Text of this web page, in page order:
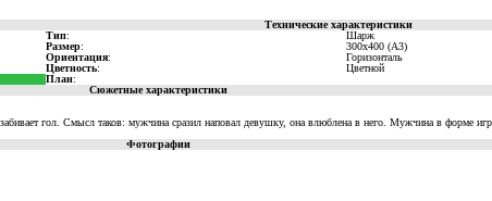
Технические характеристики
Тип:
Шарж
Размер:
300x400 (A3)
Ориентация:
Горизонталь
Цветность:
Цветной
План:
Сюжетные характеристики
гол. Смысл таков: мужчина сразил наповал девушку, она влюблена в него. Мужчина в форме
Фотографии